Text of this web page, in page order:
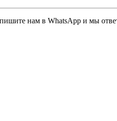
нам в WhatsApp и мы